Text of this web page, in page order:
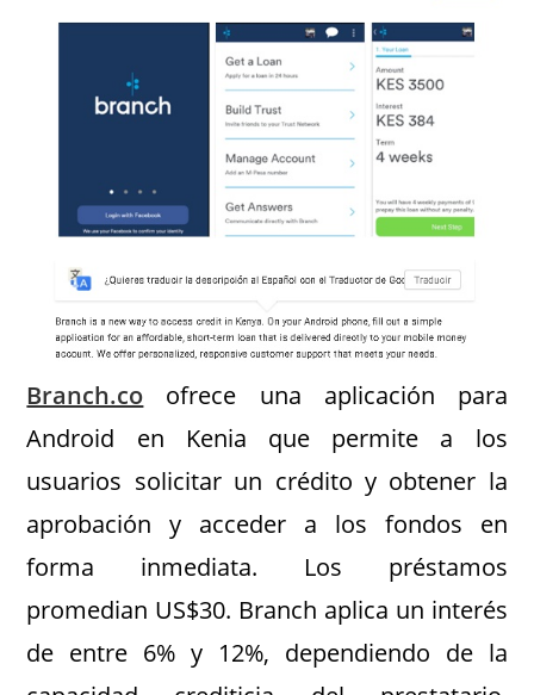
Branch.co ofrece una aplicación para
Android en Kenia que permite a los
usuarios solicitar un crédito y obtener la
aprobación y acceder a los fondos en
forma inmediata. Los préstamos
promedian US$30. Branch aplica un interés
de entre 6% y 12%, dependiendo de la